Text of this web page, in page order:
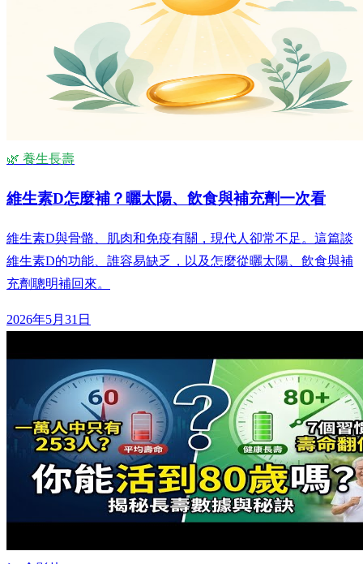
🌿 養生長壽
維生素D怎麼補？曬太陽、飲食與補充劑一次看
維生素D與骨骼、肌肉和免疫有關，現代人卻常不足。這篇談
維生素D的功能、誰容易缺乏，以及怎麼從曬太陽、飲食與補
充劑聰明補回來。
2026年5月31日